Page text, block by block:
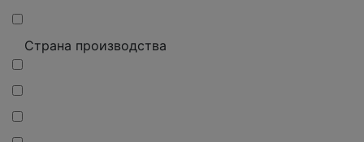
Страна производства